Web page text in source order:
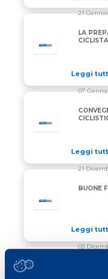
21
LA
CICLISTA
Leggi
07
Leggi
21
BUONE
Leggi
03
TEST